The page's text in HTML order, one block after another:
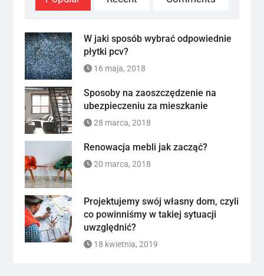
W jaki sposób wybrać odpowiednie
płytki pcv?
16 maja, 2018
Sposoby na zaoszczędzenie na
ubezpieczeniu za mieszkanie
28 marca, 2018
Renowacja mebli jak zacząć?
20 marca, 2018
Projektujemy swój własny dom, czyli
co powinniśmy w takiej sytuacji
uwzględnić?
18 kwietnia, 2019